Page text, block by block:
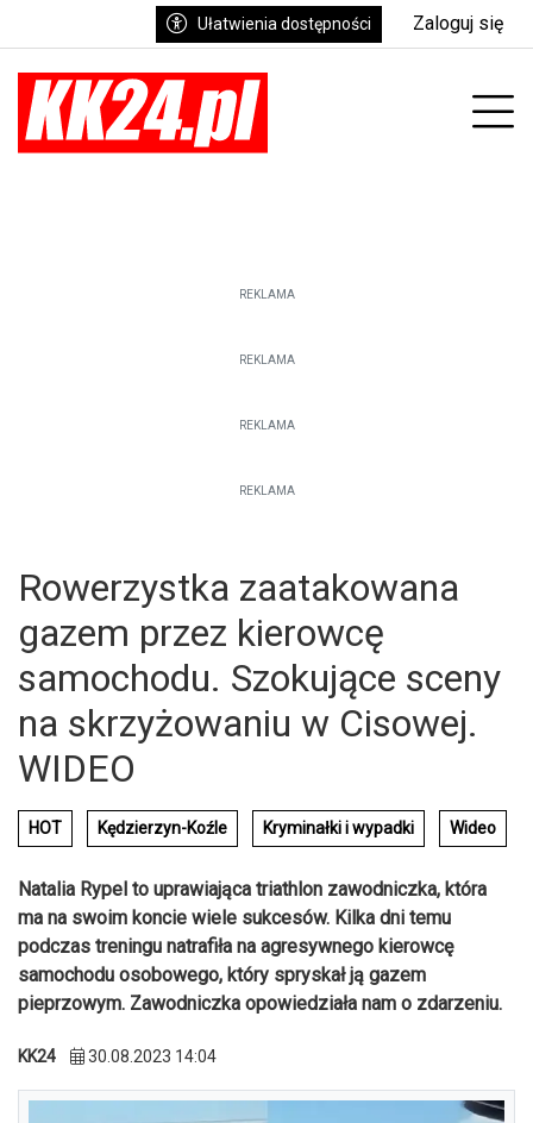
Ułatwienia dostępności Zaloguj się
REKLAMA
REKLAMA
REKLAMA
REKLAMA
Rowerzystka zaatakowana
gazem przez kierowcę
samochodu. Szokujące sceny
na skrzyżowaniu w Cisowej.
WIDEO
HOT Kędzierzyn-Koźle Kryminałki i wypadki Wideo
Natalia Rypel to uprawiająca triathlon zawodniczka, która
ma na swoim koncie wiele sukcesów. Kilka dni temu
podczas treningu natrafiła na agresywnego kierowcę
samochodu osobowego, który spryskał ją gazem
pieprzowym. Zawodniczka opowiedziała nam o zdarzeniu.
KK24 30.08.2023 14:04